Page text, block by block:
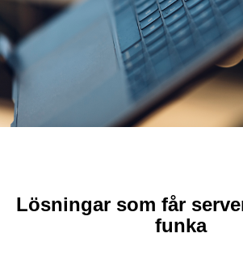
Lösningar som får
funka